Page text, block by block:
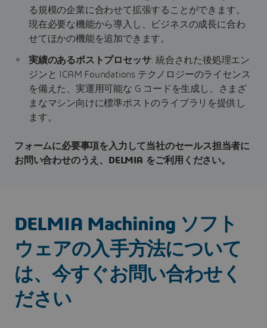
る規模の企業に合わせて拡張することができます。
現在必要な機能から導入し、ビジネスの成長に合わ
せてほかの機能を追加できます。
実績のあるポストプロセッサ: 統合された後処理エン
ジンと ICAM Foundations テクノロジーのライセンス
を備えた、実運用可能な G コードを生成し、さまざ
まなマシン向けに標準ポストのライブラリを提供し
ます。
フォームに必要事項を入力して当社のセールス担当者に
お問い合わせのうえ、DELMIA をご利用ください。
DELMIA Machining ソフト
ウェアの入手方法について
は、今すぐお問い合わせく
ださい